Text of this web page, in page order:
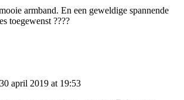
armband. En een geweldige spannende
toegewenst ????
30 april 2019 at 19:53